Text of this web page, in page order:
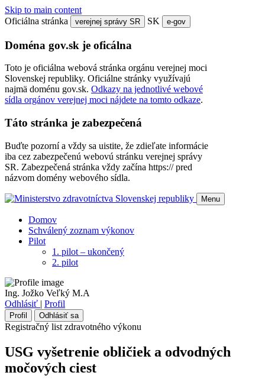
Skip to main content
Oficiálna stránka
verejnej správy SR SK e-gov
Doména gov.sk je oficálna
Toto je oficiálna webová stránka orgánu verejnej moci
Slovenskej republiky. Oficiálne stránky využívajú
najmä doménu gov.sk. Odkazy na jednotlivé webové
sídla orgánov verejnej moci nájdete na tomto odkaze.
Táto stránka je zabezpečená
Buďte pozorní a vždy sa uistite, že zdieľate informácie
iba cez zabezpečenú webovú stránku verejnej správy
SR. Zabezpečená stránka vždy začína https:// pred
názvom domény webového sídla.
Menu
Domov
Schválený zoznam výkonov
Pilot
1. pilot – ukončený
2. pilot
Ing. Jožko Veľký M.A
Odhlásiť | Profil
Profil Odhlásiť sa
Registračný list zdravotného výkonu
USG vyšetrenie obličiek a odvodných
močových ciest